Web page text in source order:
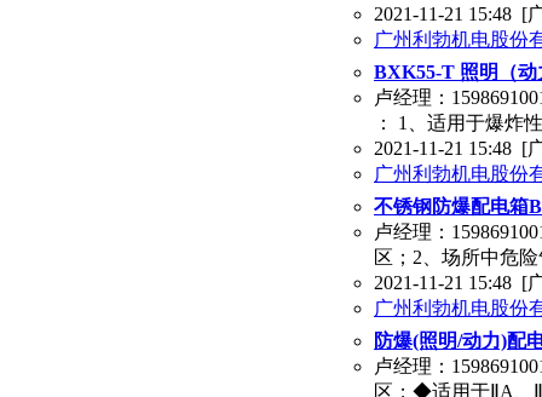
2021-11-21 15:48 [
广州利勃机电股份
BXK55-T 照明（
卢经理：
： 1、适用于爆炸
2021-11-21 15:48 [
广州利勃机电股份
不锈钢防爆配电箱
卢经理：
区；2、场所中危
2021-11-21 15:48 [
广州利勃机电股份
防爆(照明/动力)配
卢经理：
区；◆适用于ⅡA、